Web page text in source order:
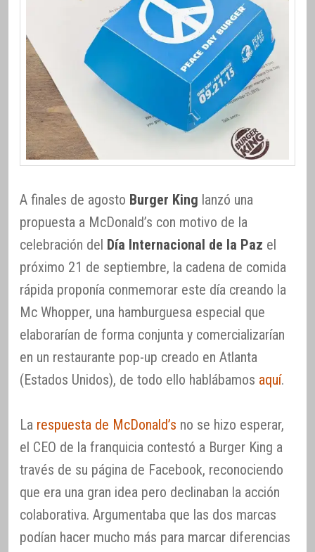
A finales de agosto Burger King lanzó una
propuesta a McDonald’s con motivo de la
celebración del Día Internacional de la Paz el
próximo 21 de septiembre, la cadena de comida
rápida proponía conmemorar este día creando la
Mc Whopper, una hamburguesa especial que
elaborarían de forma conjunta y comercializarían
en un restaurante pop-up creado en Atlanta
(Estados Unidos), de todo ello hablábamos aquí.
La respuesta de McDonald’s no se hizo esperar,
el CEO de la franquicia contestó a Burger King a
través de su página de Facebook, reconociendo
que era una gran idea pero declinaban la acción
colaborativa. Argumentaba que las dos marcas
podían hacer mucho más para marcar diferencias